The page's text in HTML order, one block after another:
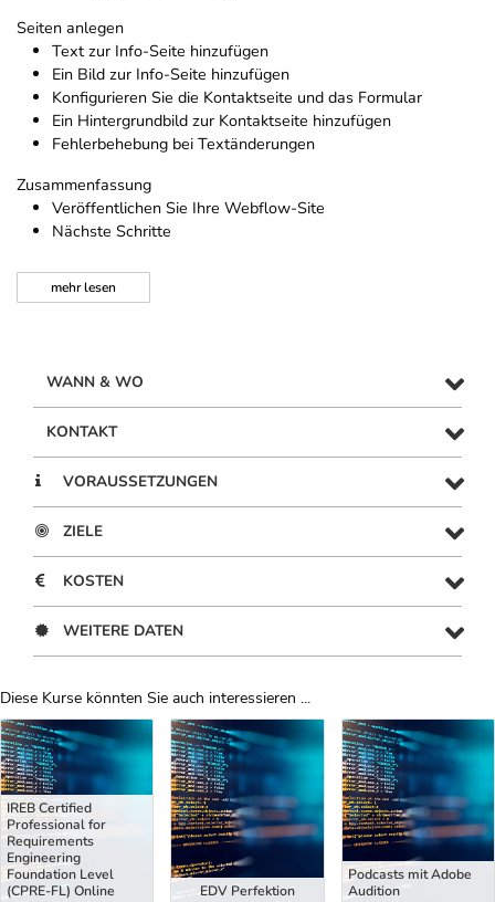
Seiten anlegen
Text zur Info-Seite hinzufügen
Ein Bild zur Info-Seite hinzufügen
Konfigurieren Sie die Kontaktseite und das Formular
Ein Hintergrundbild zur Kontaktseite hinzufügen
Fehlerbehebung bei Textänderungen
Zusammenfassung
Veröffentlichen Sie Ihre Webflow-Site
Nächste Schritte
mehrlesen
WANN & WO
KONTAKT
VORAUSSETZUNGEN
ZIELE
KOSTEN
WEITERE DATEN
Diese Kurse könnten Sie auch interessieren ...
Uber Weiterbildungsvorschläge
IREB Certified
Professional for
Requirements
Engineering
Foundation Level
(CPRE-FL) Online
EDV Perfektion
Podcasts mit Adobe
Audition